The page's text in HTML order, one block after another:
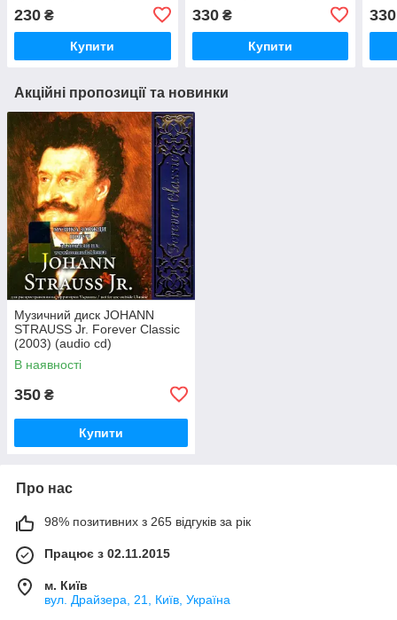
230 ₴
Купити
330₴
Купити
330
Акційні пропозиції та новинки
Музичний диск JOHANN
STRAUSS Jr. Forever Classic
(2003) (audio cd)
В наявності
350 ₴
Купити
Про нас
98% позитивних з 265 відгуків за рік
Працює з 02.11.2015
м. Київ
вул. Драйзера, 21, Київ, Україна